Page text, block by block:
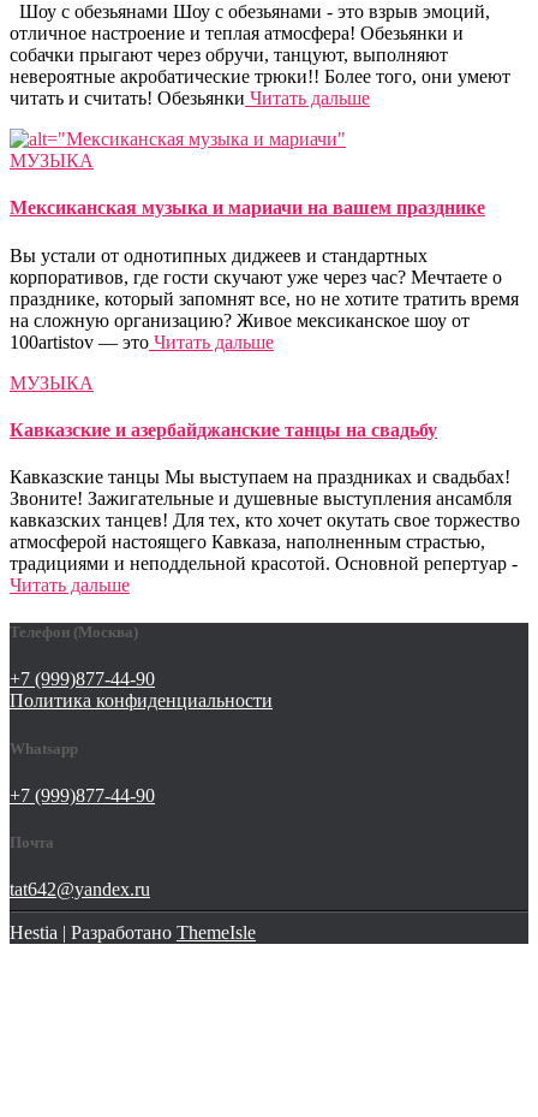
Шоу с обезьянами Шоу с обезьянами - это взрыв эмоций,
отличное настроение и теплая атмосфера! Обезьянки и
собачки прыгают через обручи, танцуют, выполняют
невероятные акробатические трюки!! Более того, они умеют
читать и считать! Обезьянки Читать дальше
МУЗЫКА
Мексиканская музыка и мариачи на вашем празднике
Вы устали от однотипных диджеев и стандартных
корпоративов, где гости скучают уже через час? Мечтаете о
празднике, который запомнят все, но не хотите тратить время
на сложную организацию? Живое мексиканское шоу от
100artistov — это Читать дальше
МУЗЫКА
Кавказские и азербайджанские танцы на свадьбу
Кавказские танцы Мы выступаем на праздниках и свадьбах!
Звоните! Зажигательные и душевные выступления ансамбля
кавказских танцев! Для тех, кто хочет окутать свое торжество
атмосферой настоящего Кавказа, наполненным страстью,
традициями и неподдельной красотой. Основной репертуар -
Читать дальше
Телефон (Москва)
+7 (999)877-44-90
Политика конфиденциальности
Whatsapp
+7 (999)877-44-90
Почта
tat642@yandex.ru
Hestia | Разработано ThemeIsle